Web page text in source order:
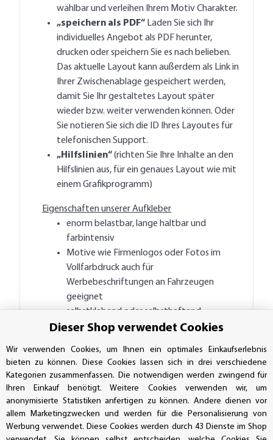
wählbar und verleihen Ihrem Motiv Charakter.
„speichern als PDF“ Laden Sie sich Ihr
individuelles Angebot als PDF herunter,
drucken oder speichern Sie es nach belieben.
Das aktuelle Layout kann außerdem als Link in
Ihrer Zwischenablage gespeichert werden,
damit Sie Ihr gestaltetes Layout später
wieder bzw. weiter verwenden können. Oder
Sie notieren Sie sich die ID Ihres Layoutes für
telefonischen Support.
„Hilfslinien“(richten Sie Ihre Inhalte an den
Hilfslinien aus, für ein genaues Layout wie mit
einem Grafikprogramm)
Eigenschaften unserer Aufkleber
enorm belastbar, lange haltbar und
farbintensiv
Motive wie Firmenlogos oder Fotos im
Vollfarbdruck auch für
Werbebeschriftungen an Fahrzeugen
geeignet
selbstklebend oder selbsthaftend,
wasserabweisend 4/0 farbig ohne
auf Wunsch auch 5/0 farbig mit Deckweiß
oder weißem Unterdruck auf
transparenter Folie
Warum Sie sich für uns entscheiden sollten
persönliche Kundenberatung durch
Dieser Shop verwendet Cookies
Wir verwenden Cookies, um Ihnen ein optimales Einkaufserlebnis
bieten zu können. Diese Cookies lassen sich in drei verschiedene
Kategorien zusammenfassen. Die notwendigen werden zwingend für
Ihren Einkauf benötigt. Weitere Cookies verwenden wir, um
anonymisierte Statistiken anfertigen zu können. Andere dienen vor
allem Marketingzwecken und werden für die Personalisierung von
Werbung verwendet. Diese Cookies werden durch 43 Dienste im Shop